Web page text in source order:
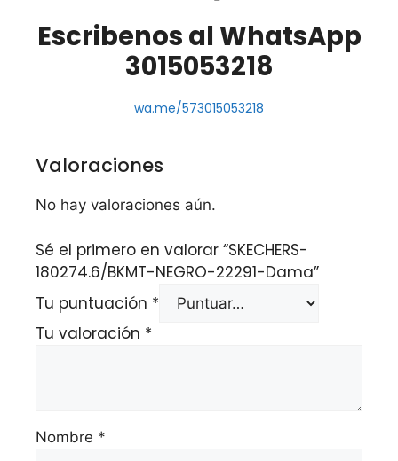
Escribenos al WhatsApp
3015053218
wa.me/573015053218
Valoraciones
No hay valoraciones aún.
Sé el primero en valorar “SKECHERS-
180274.6/BKMT-NEGRO-22291-Dama”
Tu puntuación *
Tu valoración *
Nombre *